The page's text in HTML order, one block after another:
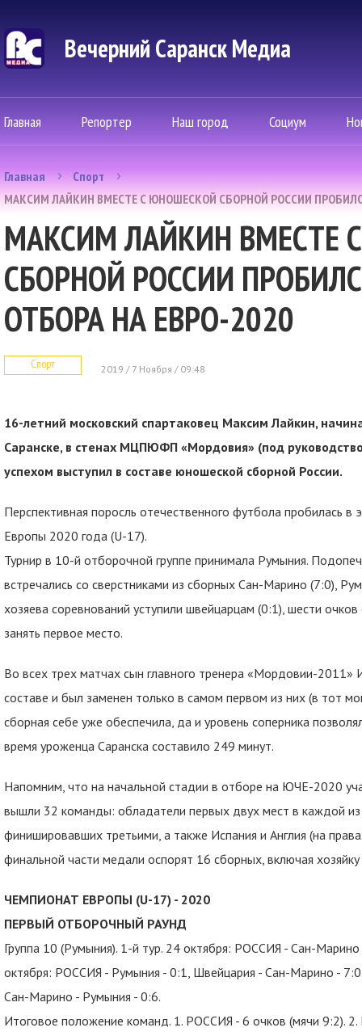
Вечерний Саранск Mедиа
Главная Репортер Наш город Социум
Главная
Спорт
МАКСИМ ЛАЙКИН ВМЕСТЕ С ЮНОШЕСКОЙ СБОРНОЙ РОССИИ
МАКСИМ ЛАЙКИН ВМЕСТЕ
СБОРНОЙ РОССИИ
ОТБОРА НА ЕВРО-2020
Спорт 2019 / 7 Ноября / 09:48
16-летний московский спартаковец Максим Лайкин,
Саранске, в стенах МЦПЮФП «Мордовия» (под
успехом выступил в составе юношеской сборной России.
Перспективная поросль отечественного футбола пробилась
Европы 2020 года (U-17).
Турнир в 10-й отборочной группе принимала Румыния.
встречались со сверстниками из сборных Сан-Марино (7:0),
хозяева соревнований уступили швейцарцам (0:1), шести
занять первое место.
Во всех трех матчах сын главного тренера «Мордовии-2011»
составе и был заменен только в самом первом из них (в тот
сборная себе уже обеспечила, да и уровень соперника
время уроженца Саранска составило 249 минут.
Напомним, что на начальной стадии в отборе на ЮЧЕ-2020
вышли 32 команды: обладатели первых двух мест в каждой из
финишировавших третьими, а также Испания и Англия (на
финальной части медали оспорят 16 сборных, включая
ЧЕМПИОНАТ ЕВРОПЫ (U-17) - 2020
ПЕРВЫЙ ОТБОРОЧНЫЙ РАУНД
Группа 10 (Румыния). 1-й тур. 24 октября: РОССИЯ - Сан-
октября: РОССИЯ - Румыния - 0:1, Швейцария - Сан-Марино -
Сан-Марино - Румыния - 0:6.
Итоговое положение команд. 1. РОССИЯ - 6 очков (мячи 9:2).